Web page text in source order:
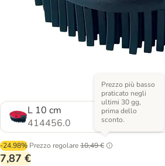
L 10 cm
414456.0
-24.98% Prezzo regolare10,49 €
Prezzo più basso
praticato negli
ultimi 30 gg,
prima dello
sconto.
7,87 €